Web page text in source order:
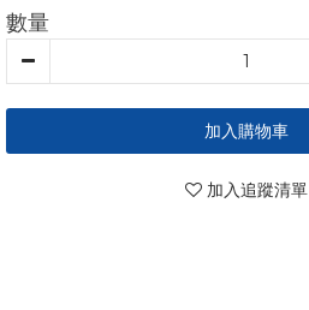
數量
加入購物車
加入追蹤清單